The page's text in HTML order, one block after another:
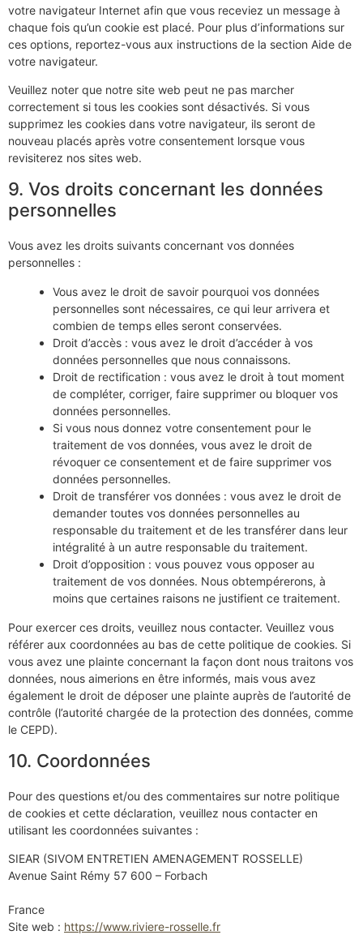
votre navigateur Internet afin que vous receviez un message à
chaque fois qu’un cookie est placé. Pour plus d’informations sur
ces options, reportez-vous aux instructions de la section Aide de
votre navigateur.
Veuillez noter que notre site web peut ne pas marcher
correctement si tous les cookies sont désactivés. Si vous
supprimez les cookies dans votre navigateur, ils seront de
nouveau placés après votre consentement lorsque vous
revisiterez nos sites web.
9. Vos droits concernant les données
personnelles
Vous avez les droits suivants concernant vos données
personnelles :
Vous avez le droit de savoir pourquoi vos données
personnelles sont nécessaires, ce qui leur arrivera et
combien de temps elles seront conservées.
Droit d’accès : vous avez le droit d’accéder à vos
données personnelles que nous connaissons.
Droit de rectification : vous avez le droit à tout moment
de compléter, corriger, faire supprimer ou bloquer vos
données personnelles.
Si vous nous donnez votre consentement pour le
traitement de vos données, vous avez le droit de
révoquer ce consentement et de faire supprimer vos
données personnelles.
Droit de transférer vos données : vous avez le droit de
demander toutes vos données personnelles au
responsable du traitement et de les transférer dans leur
intégralité à un autre responsable du traitement.
Droit d’opposition : vous pouvez vous opposer au
traitement de vos données. Nous obtempérerons, à
moins que certaines raisons ne justifient ce traitement.
Pour exercer ces droits, veuillez nous contacter. Veuillez vous
référer aux coordonnées au bas de cette politique de cookies. Si
vous avez une plainte concernant la façon dont nous traitons vos
données, nous aimerions en être informés, mais vous avez
également le droit de déposer une plainte auprès de l’autorité de
contrôle (l’autorité chargée de la protection des données, comme
le CEPD).
10. Coordonnées
Pour des questions et/ou des commentaires sur notre politique
de cookies et cette déclaration, veuillez nous contacter en
utilisant les coordonnées suivantes :
SIEAR (SIVOM ENTRETIEN AMENAGEMENT ROSSELLE)
Avenue Saint Rémy 57 600 – Forbach
France
Site web : https://www.riviere-rosselle.fr